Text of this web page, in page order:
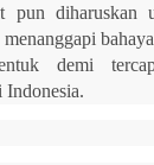
pun diharuskan
menanggapi
demi
Indonesia.